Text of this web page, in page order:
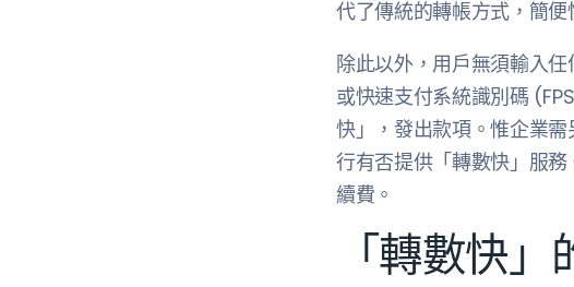
代了傳統的轉帳方式，簡便
除此以外，用戶無須輸入
或快速支付系統識別碼
快」，發出款項。惟企業
行有否提供「轉數快」服
續費。
「轉數快